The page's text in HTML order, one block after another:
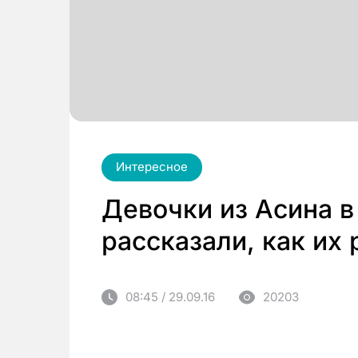
Интересное
Девочки из Асина
рассказали, как
08:45 / 29.09.16 20203